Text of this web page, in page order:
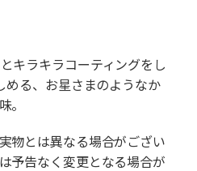
キラキラコーティングをし
める、お星さまのようなか
。
物とは異なる場合がござい
予告なく変更となる場合が